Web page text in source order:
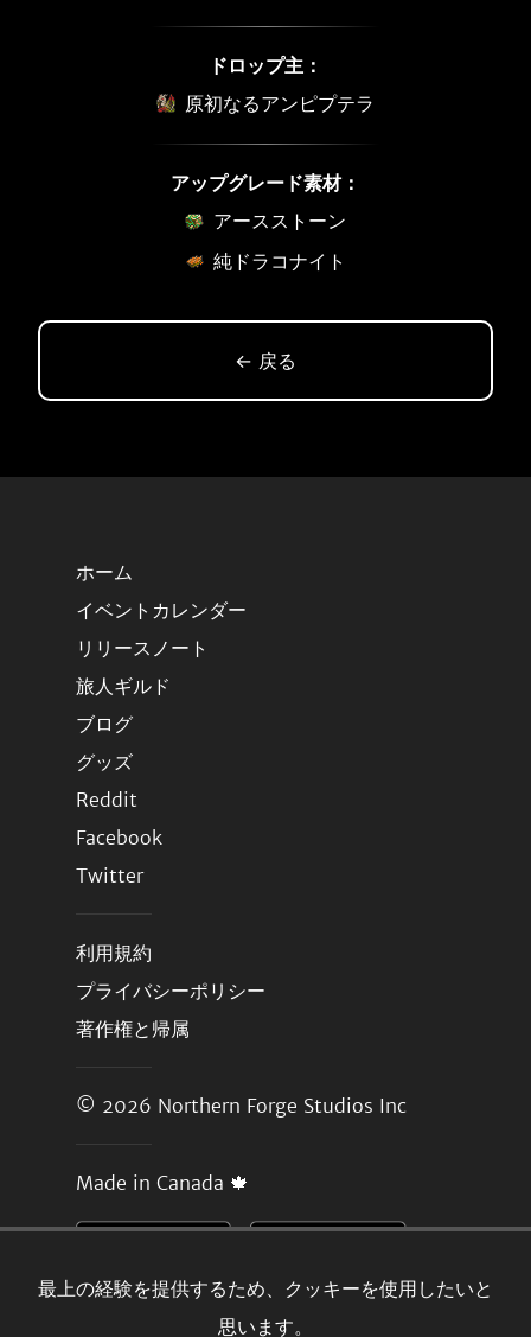
最上の経験を提供するため、クッキーを使用したいと
思います。
ドロップ主：
原初なるアンピプテラ
アップグレード素材：
アースストーン
純ドラコナイト
← 戻る
ホーム
イベントカレンダー
リリースノート
旅人ギルド
ブログ
グッズ
Reddit
Facebook
Twitter
利用規約
プライバシーポリシー
著作権と帰属
© 2026 Northern Forge Studios Inc
Made in Canada 🍁